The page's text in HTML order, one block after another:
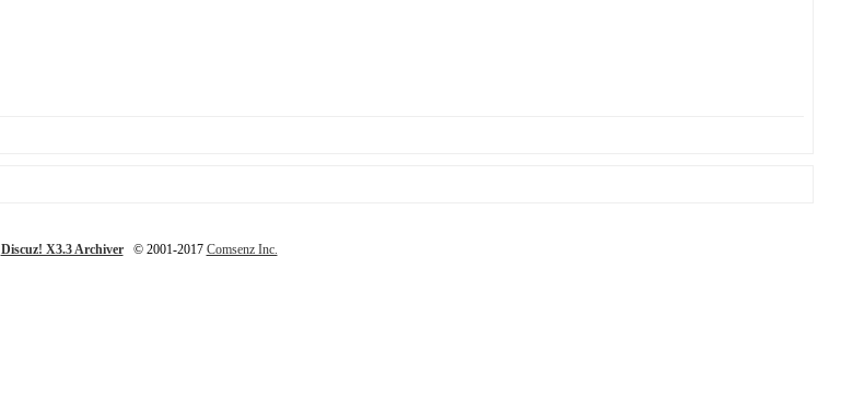
Discuz! X3.3 Archiver© 2001-2017 Comsenz Inc.